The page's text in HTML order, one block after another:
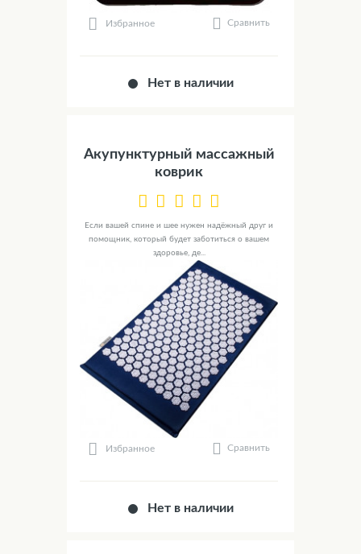
Избранное Сравнить
Нет в наличии
Акупунктурный массажный
коврик
Если вашей спине и шее нужен надёжный друг и
помощник, который будет заботиться о вашем
здоровье, де...
Избранное Сравнить
Нет в наличии